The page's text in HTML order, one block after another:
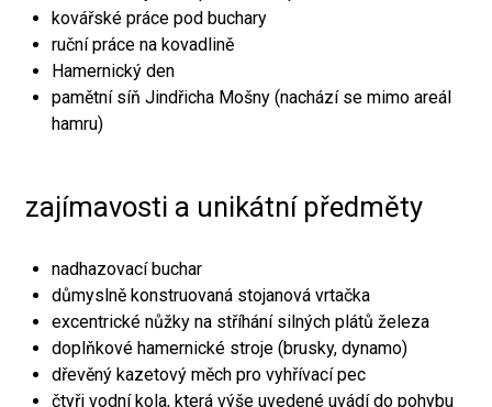
kovářské práce pod buchary
ruční práce na kovadlině
Hamernický den
pamětní síň Jindřicha Mošny (nachází se mimo areál
hamru)
zajímavosti a unikátní předměty
nadhazovací buchar
důmyslně konstruovaná stojanová vrtačka
excentrické nůžky na stříhání silných plátů železa
doplňkové hamernické stroje (brusky, dynamo)
dřevěný kazetový měch pro vyhřívací pec
čtyři vodní kola, která výše uvedené uvádí do pohybu